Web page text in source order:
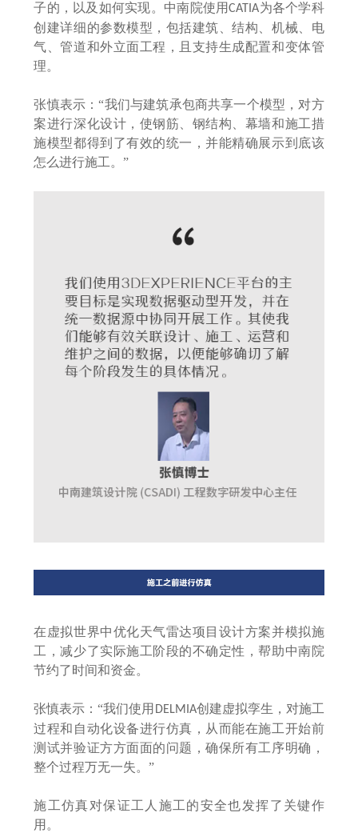
子的，以及如何实现。中南院使用CATIA为各个学科
创建详细的参数模型，包括建筑、结构、机械、电
气、管道和外立面工程，且支持生成配置和变体管
理。
张慎表示：“我们与建筑承包商共享一个模型，对方
案进行深化设计，使钢筋、钢结构、幕墙和施工措
施模型都得到了有效的统一，并能精确展示到底该
怎么进行施工。”
在虚拟世界中优化天气雷达项目设计方案并模拟施
工，减少了实际施工阶段的不确定性，帮助中南院
节约了时间和资金。
张慎表示：“我们使用 DELMIA创建虚拟孪生，对施工
过程和自动化设备进行仿真，从而能在施工开始前
测试并验证方方面面的问题，确保所有工序明确，
整个过程万无一失。”
施工仿真对保证工人施工的安全也发挥了关键作
用。